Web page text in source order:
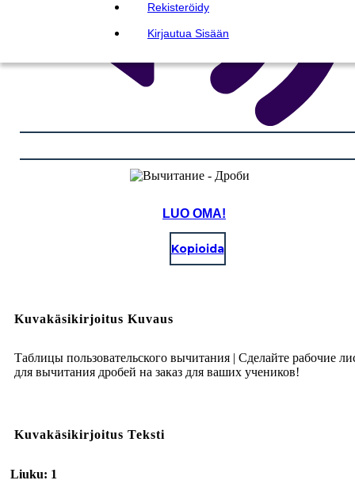
Rekisteröidy
Kirjautua Sisään
LUO OMA!
Kopioida
Kuvakäsikirjoitus Kuvaus
Таблицы пользовательского вычитания | Сделайте рабочие
для вычитания дробей на заказ для ваших учеников!
Kuvakäsikirjoitus Teksti
Liuku: 1